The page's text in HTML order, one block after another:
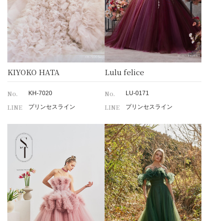
KIYOKO HATA
No. KH-7020
LINE プリンセスライン
Lulu felice
No. LU-0171
LINE プリンセスライン